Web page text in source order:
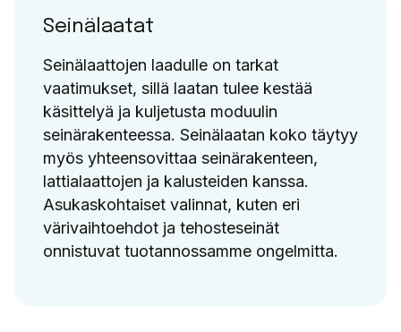
Seinälaatat
Seinälaattojen laadulle on tarkat
vaatimukset, sillä laatan tulee kestää
käsittelyä ja kuljetusta moduulin
seinärakenteessa. Seinälaatan koko täytyy
myös yhteensovittaa seinärakenteen,
lattialaattojen ja kalusteiden kanssa.
Asukaskohtaiset valinnat, kuten eri
värivaihtoehdot ja tehosteseinät
onnistuvat tuotannossamme ongelmitta.